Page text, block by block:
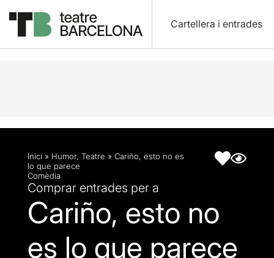
Cartellera i entrades
Descripció Fitxa artística
Inici » Humor, Teatre » Cariño, esto no es
lo que parece
Comèdia
Comprar entrades per a
Cariño, esto no
es lo que parece